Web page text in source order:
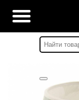
Главная
Каталог